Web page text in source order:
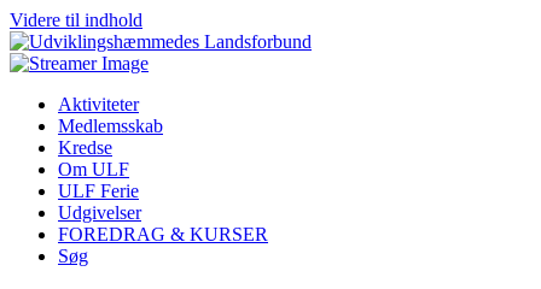
Videre til indhold
Aktiviteter
Medlemsskab
Kredse
Om ULF
ULF Ferie
Udgivelser
FOREDRAG & KURSER
Søg